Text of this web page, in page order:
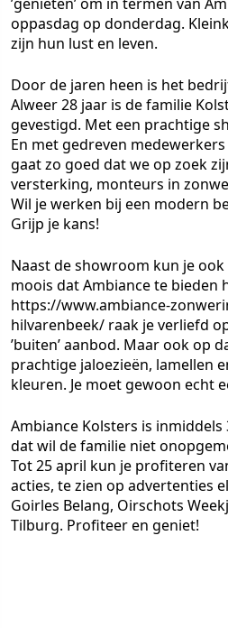
oppasdag op donderdag.
zijn hun lust en leven.
Door de jaren heen is het
Alweer 28 jaar is de familie
gevestigd. Met een prachtige
En met gedreven medewerkers
gaat zo goed dat we op zoek
versterking, monteurs in
Wil je werken bij een modern
Grijp je kans!
Naast de showroom kun je
moois dat Ambiance te bieden
https://www.ambiance-
hilvarenbeek/ raak je verliefd
’buiten’ aanbod. Maar ook op
prachtige jaloezieën, lamellen
kleuren. Je moet gewoon echt
Ambiance Kolsters is inmiddels
dat wil de familie niet
Tot 25 april kun je profiteren
acties, te zien op advertenties
Goirles Belang, Oirschots
Tilburg. Profiteer en geniet!